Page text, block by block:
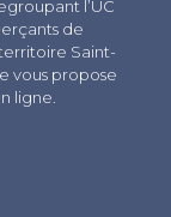
l’UC
de
Saint-
vous propose
ligne.